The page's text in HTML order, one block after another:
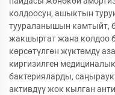
колдоосун, ашыктын
туураланышын камтыйт,
жакшыртат жана колдоо
көрсөтүлгөн жүктөмдү
киргизилген
бактерияларды,
активдүү жок кылган